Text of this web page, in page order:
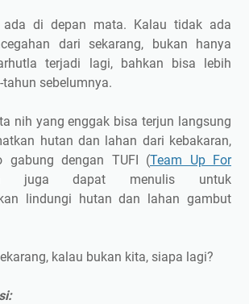
ada di depan mata. Kalau tidak ada
dari sekarang, bukan hanya
terjadi lagi, bahkan bisa lebih
sebelumnya.
nih yang enggak bisa terjun langsung
hutan dan lahan dari kebakaran,
gabung dengan TUFI (Team Up For
juga dapat menulis untuk
lindungi hutan dan lahan gambut
kalau bukan kita, siapa lagi?